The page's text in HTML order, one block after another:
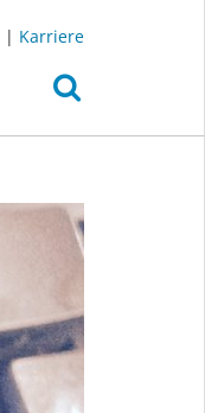
| Karriere